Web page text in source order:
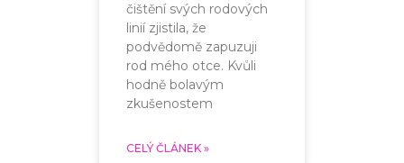
čištění svých rodových
linií zjistila, že
podvědomě zapuzuji
rod mého otce. Kvůli
hodně bolavým
zkušenostem
CELÝ ČLÁNEK »